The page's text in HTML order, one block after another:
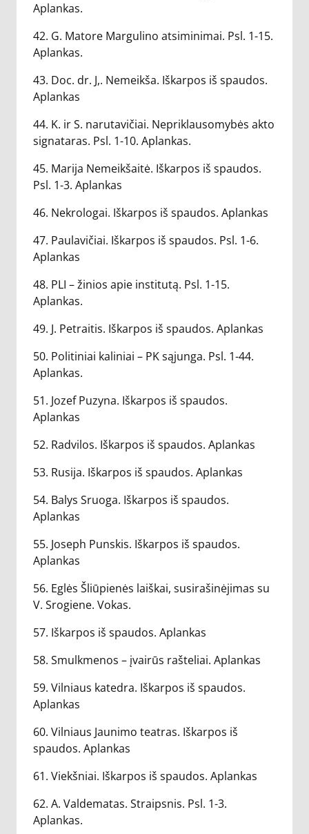
Aplankas.
42. G. Matore Margulino atsiminimai. Psl. 1-15.
Aplankas.
43. Doc. dr. J,. Nemeikša. Iškarpos iš spaudos.
Aplankas
44. K. ir S. narutavičiai. Nepriklausomybės akto
signataras. Psl. 1-10. Aplankas.
45. Marija Nemeikšaitė. Iškarpos iš spaudos.
Psl. 1-3. Aplankas
46. Nekrologai. Iškarpos iš spaudos. Aplankas
47. Paulavičiai. Iškarpos iš spaudos. Psl. 1-6.
Aplankas
48. PLI – žinios apie institutą. Psl. 1-15.
Aplankas.
49. J. Petraitis. Iškarpos iš spaudos. Aplankas
50. Politiniai kaliniai – PK sąjunga. Psl. 1-44.
Aplankas.
51. Jozef Puzyna. Iškarpos iš spaudos.
Aplankas
52. Radvilos. Iškarpos iš spaudos. Aplankas
53. Rusija. Iškarpos iš spaudos. Aplankas
54. Balys Sruoga. Iškarpos iš spaudos.
Aplankas
55. Joseph Punskis. Iškarpos iš spaudos.
Aplankas
56. Eglės Šliūpienės laiškai, susirašinėjimas su
V. Srogiene. Vokas.
57. Iškarpos iš spaudos. Aplankas
58. Smulkmenos – įvairūs rašteliai. Aplankas
59. Vilniaus katedra. Iškarpos iš spaudos.
Aplankas
60. Vilniaus Jaunimo teatras. Iškarpos iš
spaudos. Aplankas
61. Viekšniai. Iškarpos iš spaudos. Aplankas
62. A. Valdematas. Straipsnis. Psl. 1-3.
Aplankas.